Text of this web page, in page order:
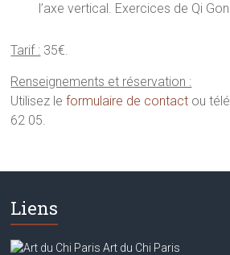
l’axe vertical. Exercices de Qi
Tarif : 35€.
Renseignements et réservation :
Utilisez leformulaire de contact ou
62 05.
Liens
Art du Chi Paris